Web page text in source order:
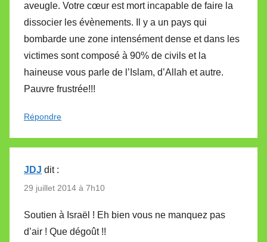
aveugle. Votre cœur est mort incapable de faire la
dissocier les évènements. Il y a un pays qui
bombarde une zone intensément dense et dans les
victimes sont composé à 90% de civils et la
haineuse vous parle de l’Islam, d’Allah et autre.
Pauvre frustrée!!!
Répondre
JDJ dit :
29 juillet 2014 à 7h10
Soutien à Israël ! Eh bien vous ne manquez pas
d’air ! Que dégoût !!